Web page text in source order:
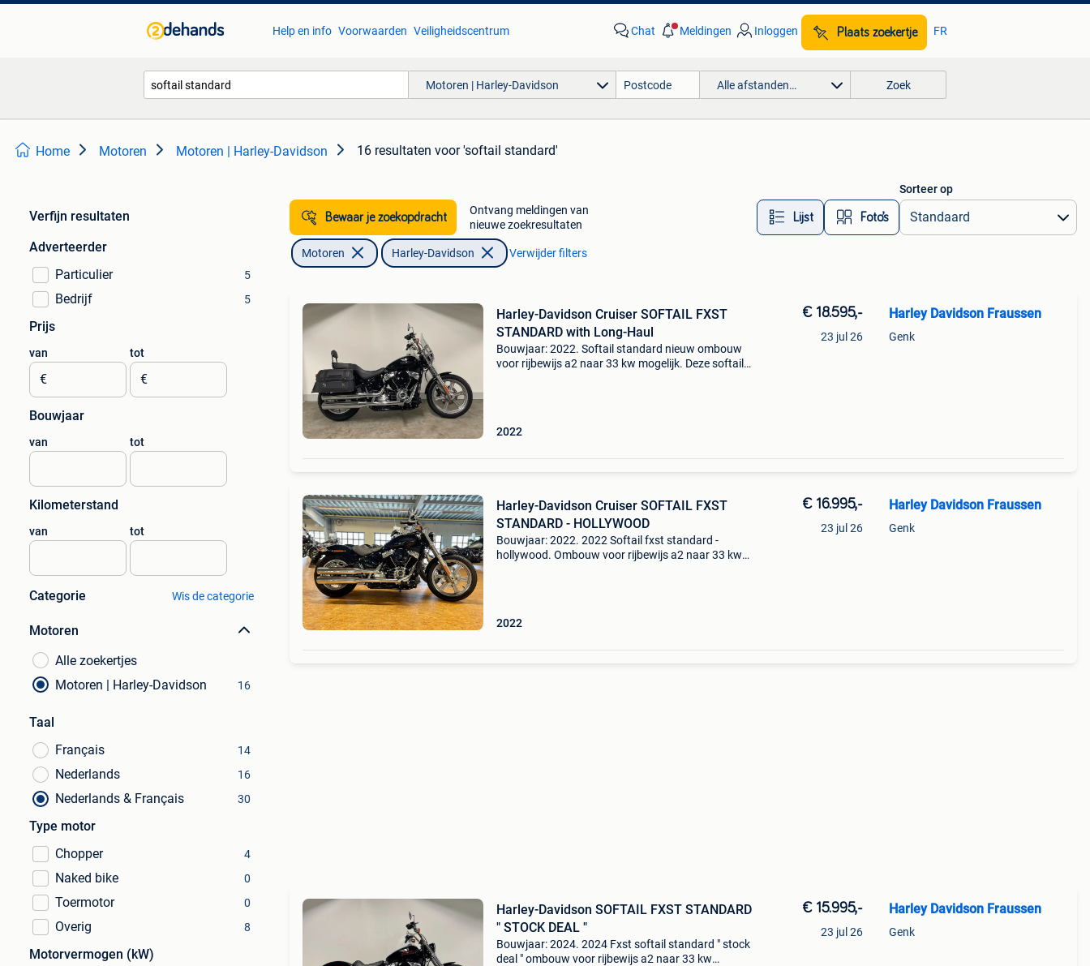
Help en info Voorwaarden Veiligheidscentrum Chat Meldingen Inloggen Plaats zoekertje FR
Motoren | Harley-Davidson Alle afstanden… Zoek
Home Motoren Motoren | Harley-Davidson 16 resultaten voor 'softail standard'
Verfijn resultaten
Adverteerder
Particulier
5
Bedrijf 5
Prijs
van
€
tot
€
Bouwjaar
van tot
Kilometerstand
van tot
Categorie Wis de categorie
Motoren
Alle zoekertjes
Motoren | Harley-Davidson
16
Taal
Français
14
Nederlands 16
Nederlands & Français 30
Type motor
Chopper
4
Naked bike 0
Toermotor 0
Overig 8
Motorvermogen (kW)
Bewaar je zoekopdracht
Ontvang meldingen van
nieuwe zoekresultaten
Lijst Foto’s
Sorteer op
Motoren Harley-Davidson Verwijder filters
Harley-Davidson Cruiser SOFTAIL FXST
STANDARD with Long-Haul
Bouwjaar: 2022. Softail standard nieuw ombouw
voor rijbewijs a2 naar 33 kw mogelijk. Deze softail
2022
€ 18.595,-
23 jul 26
Harley Davidson Fraussen
Genk
Harley-Davidson Cruiser SOFTAIL FXST
STANDARD - HOLLYWOOD
Bouwjaar: 2022. 2022 Softail fxst standard -
hollywood. Ombouw voor rijbewijs a2 naar 33 kw
2022
€ 16.995,-
23 jul 26
Harley Davidson Fraussen
Genk
Harley-Davidson SOFTAIL FXST STANDARD
" STOCK DEAL "
Bouwjaar: 2024. 2024 Fxst softail standard " stock
deal " ombouw voor rijbewijs a2 naar 33 kw
€ 15.995,-
23 jul 26
Harley Davidson Fraussen
Genk